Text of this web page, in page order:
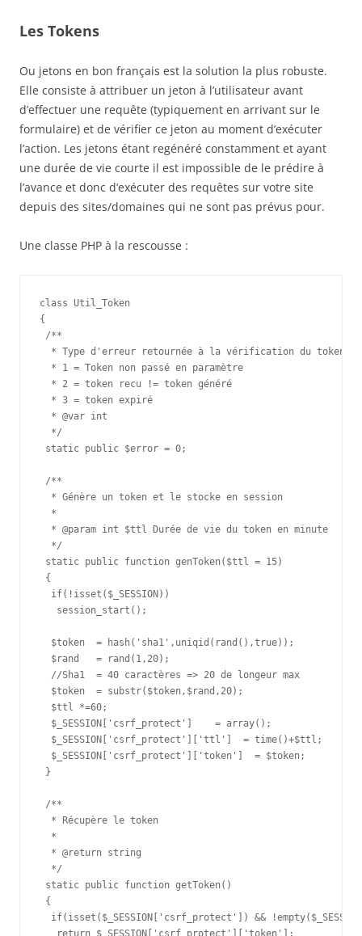
Les Tokens
Ou jetons en bon français est la solution la plus robuste.
Elle consiste à attribuer un jeton à l’utilisateur avant
d’effectuer une requête (typiquement en arrivant sur le
formulaire) et de vérifier ce jeton au moment d’exécuter
l’action. Les jetons étant regénéré constamment et ayant
une durée de vie courte il est impossible de le prédire à
l’avance et donc d’exécuter des requêtes sur votre site
depuis des sites/domaines qui ne sont pas prévus pour.
Une classe PHP à la rescousse :
class Util_Token
{
/**
  * Type d'erreur retournée à la vérification du token
  * 1 = Token non passé en paramètre
  * 2 = token recu != token généré
  * 3 = token expiré
  * @var int
  */
static public $error = 0;
/**
  * Génère un token et le stocke en session
  *
  * @param int $ttl Durée de vie du token en minute
  */
static public function genToken($ttl = 15)
{
  if(!isset($_SESSION))
   session_start();
  $token  = hash('sha1',uniqid(rand(),true));
  $rand   = rand(1,20);
  //Sha1  = 40 caractères => 20 de longeur max
  $token  = substr($token,$rand,20);
  $ttl *=60;
  $_SESSION['csrf_protect']    = array();
  $_SESSION['csrf_protect']['ttl']  = time()+$ttl;
  $_SESSION['csrf_protect']['token']  = $token;
}
/**
  * Récupère le token
  *
  * @return string
  */
static public function getToken()
{
if(isset($_SESSION['csrf_protect']) &&
   return $_SESSION['csrf_protect']['token'];